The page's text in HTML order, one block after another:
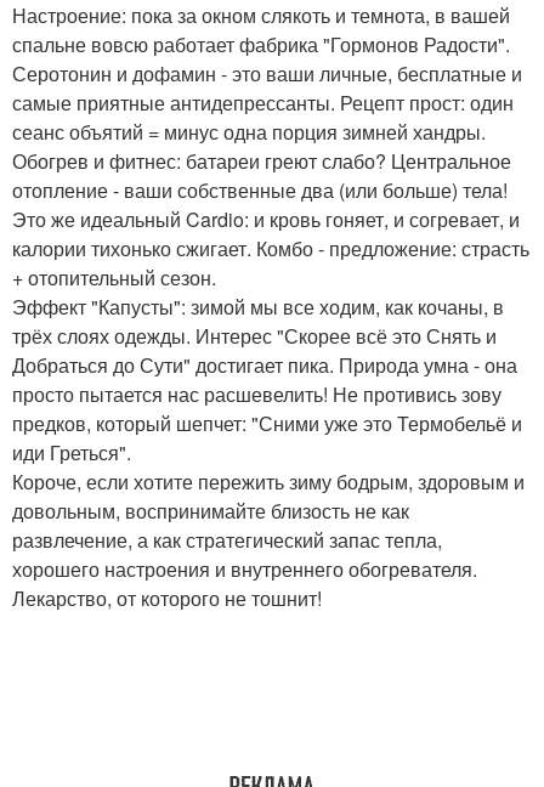
Настроение: пока за окном слякоть и темнота, в вашей
спальне вовсю работает фабрика "Гормонов Радости".
Серотонин и дофамин - это ваши личные, бесплатные и
самые приятные антидепрессанты. Рецепт прост: один
сеанс объятий = минус одна порция зимней хандры.
Обогрев и фитнес: батареи греют слабо? Центральное
отопление - ваши собственные два (или больше) тела!
Это же идеальный Cardio: и кровь гоняет, и согревает, и
калории тихонько сжигает. Комбо - предложение: страсть
+ отопительный сезон.
Эффект "Капусты": зимой мы все ходим, как кочаны, в
трёх слоях одежды. Интерес "Скорее всё это Снять и
Добраться до Сути" достигает пика. Природа умна - она
просто пытается нас расшевелить! Не противись зову
предков, который шепчет: "Сними уже это Термобельё и
иди Греться".
Короче, если хотите пережить зиму бодрым, здоровым и
довольным, воспринимайте близость не как
развлечение, а как стратегический запас тепла,
хорошего настроения и внутреннего обогревателя.
Лекарство, от которого не тошнит!